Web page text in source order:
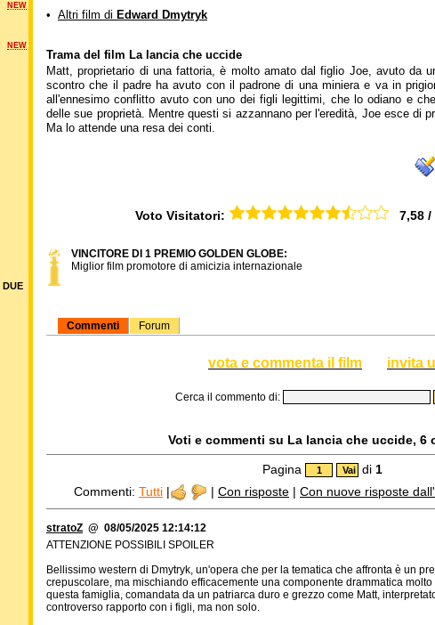
• Altri film di Edward Dmytryk
Trama del film La lancia che uccide
Matt, proprietario di una fattoria, è molto amato dal figlio Joe, avuto da
scontro che il padre ha avuto con il padrone di una miniera e va in
all'ennesimo conflitto avuto con uno dei figli legittimi, che lo odiano e
delle sue proprietà. Mentre questi si azzannano per l'eredità, Joe esce di
Ma lo attende una resa dei conti.
Voto Visitatori: 7,58 /
VINCITORE DI 1 PREMIO GOLDEN GLOBE:
Miglior film promotore di amicizia internazionale
Commenti Forum
vota e commenta il film invita
Cerca il commento di:
Voti e commenti su La lancia che uccide, 6
Pagina di 1
Commenti: Tutti | | Con risposte | Con nuove risposte
stratoZ @ 08/05/2025 12:14:12
ATTENZIONE POSSIBILI SPOILER
Bellissimo western di Dmytryk, un'opera che per la tematica che affronta è un
crepuscolare, ma mischiando efficacemente una componente drammatica
questa famiglia, comandata da un patriarca duro e grezzo come Matt,
controverso rapporto con i figli, ma non solo.
NEW
NEW
DUE